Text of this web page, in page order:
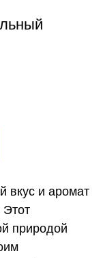
вкус и аромат
Этот
природой